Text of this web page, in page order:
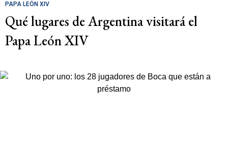
PAPA LEÓN XIV
Qué lugares de Argentina visitará el
Papa León XIV